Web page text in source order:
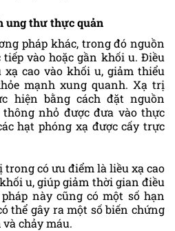
ung thư thực quản
pháp khác, trong đó nguồn
vào hoặc gần khối u. Điều
cao vào khối u, giảm thiểu
mạnh xung quanh. Xạ trị
hiện bằng cách đặt nguồn
nhỏ được đưa vào thực
hạt phóng xạ được cấy trực
có ưu điểm là liều xạ cao
u, giúp giảm thời gian điều
này cũng có một số hạn
thể gây ra một số biến chứng
chảy máu.